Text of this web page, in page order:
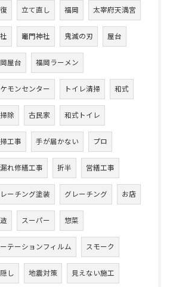
立て直し 福岡 太宰府天満宮
竈門神社 鬼滅の刃 屋台
屋台 福岡ラーメン
モンセンター トイレ清掃 和式
除 古民家 和式トイレ
工事 手が届かない プロ
れ修繕工事 折半 営繕工事
ーチング塗装 グレーチング お店
スーパー 惣菜
テーションフィルム スモーク
し 地震対策 見えない施工